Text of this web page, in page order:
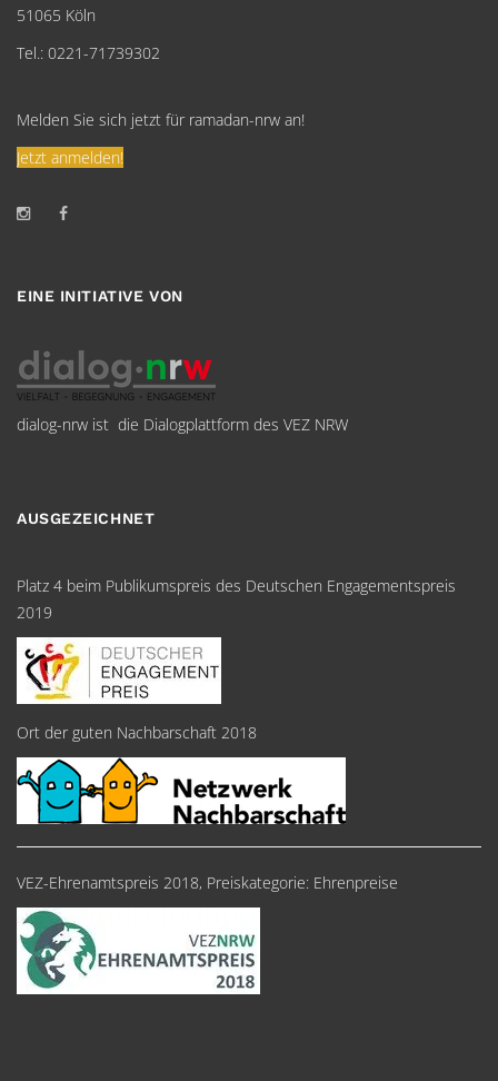
51065 Köln
Tel.: 0221-71739302
Melden Sie sich jetzt für ramadan-nrw an!
Jetzt anmelden!
EINE INITIATIVE VON
dialog-nrw ist die Dialogplattform des VEZ NRW
AUSGEZEICHNET
Platz 4 beim Publikumspreis des Deutschen Engagementspreis
2019
Ort der guten Nachbarschaft 2018
VEZ-Ehrenamtspreis 2018, Preiskategorie: Ehrenpreise